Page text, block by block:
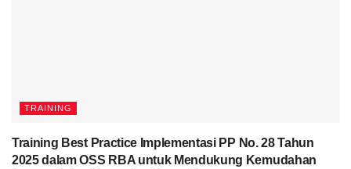
TRAINING
Training Best Practice Implementasi PP No. 28 Tahun
2025 dalam OSS RBA untuk Mendukung Kemudahan